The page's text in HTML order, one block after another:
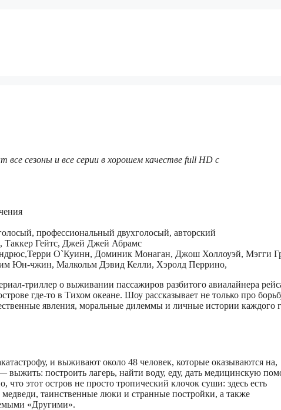
сезоны и все серии в хорошем качестве full HD с
профессиональный двухголосый, авторский
Таккер Гейтс, Джей Джей Абрамс
О`Куинн, Доминик Монаган, Джош Холлоуэй, Мэгги
Юн-чжин, Малкольм Дэвид Келли, Хэролд Перрино,
о выживании пассажиров разбитого авиалайнера
где‑то в Тихом океане. Шоу рассказывает не только про
явления, моральные дилеммы и личные истории каждого
и выживают около 48 человек, которые оказываются на,
выжить: построить лагерь, найти воду, еду, дать медицинскую
этот остров не просто тропический клочок суши: здесь есть
таинственные люки и странные постройки, а также
«Другими».